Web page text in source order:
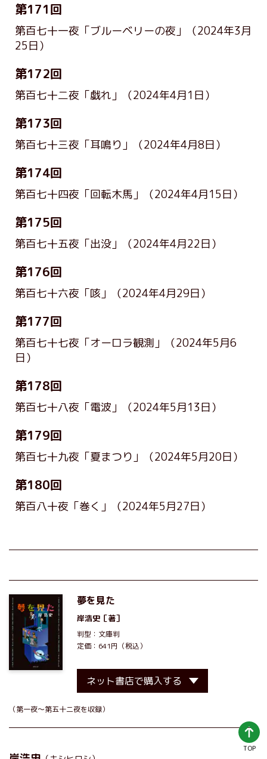
第171回
第百七十一夜「ブルーベリーの夜」
（2024年3月
25日）
第172回
第百七十二夜「戯れ」 （2024年4月1日）
第173回
第百七十三夜「耳鳴り」 （2024年4月8日）
第174回
第百七十四夜「回転木馬」 （2024年4月15日）
第175回
第百七十五夜「出没」 （2024年4月22日）
第176回
第百七十六夜「咳」 （2024年4月29日）
第177回
第百七十七夜「オーロラ観測」
（2024年5月6
日）
第178回
第百七十八夜「電波」 （2024年5月13日）
第179回
第百七十九夜「夏まつり」 （2024年5月20日）
第180回
第百八十夜「巻く」 （2024年5月27日）
夢を見た
岸浩史 ［著］
判型：文庫判
定価：641円（税込）
ネット書店で購入する
（第一夜～第五十二夜を収録）
TOP